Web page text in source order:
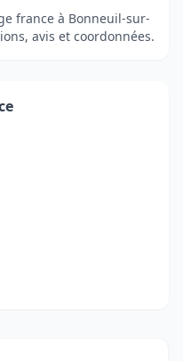
france à Bonneuil-sur-
avis et coordonnées.